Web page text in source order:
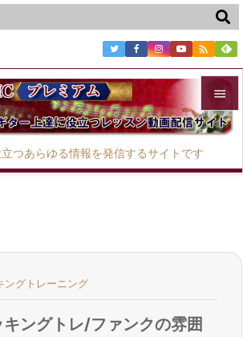
つあらゆる情報を発信するサイトです





グトレーニング
ングトレ/ファンクの雰囲